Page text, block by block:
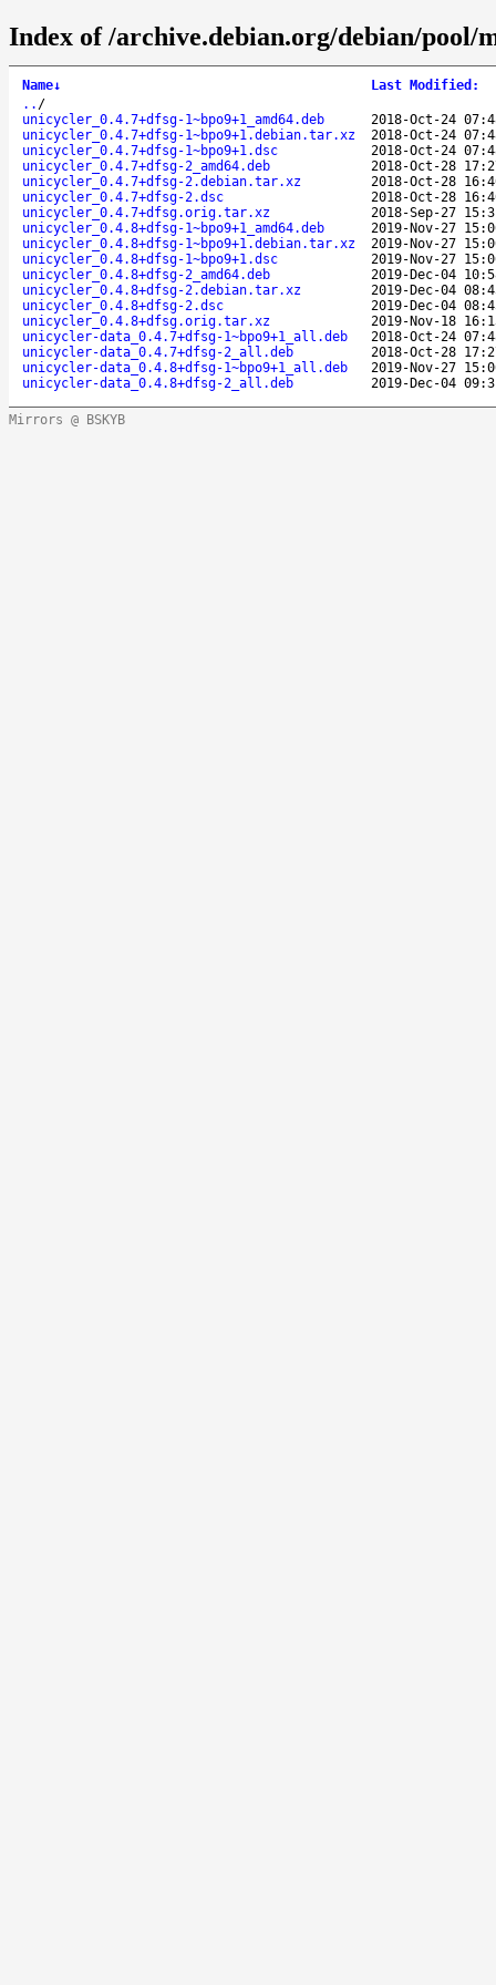
Index of /archive.debian.org/debian/pool/
Name↓ Last Modified :
.. /
unicycler_0.4.7+dfsg-1~bpo9+1_amd64.deb
2018-Oct-24
unicycler_0.4.7+dfsg-1~bpo9+1.debian.tar.xz
2018-Oct-24
unicycler_0.4.7+dfsg-1~bpo9+1.dsc
2018-Oct-24
unicycler_0.4.7+dfsg-2_amd64.deb
2018-Oct-28
unicycler_0.4.7+dfsg-2.debian.tar.xz
2018-Oct-28
unicycler_0.4.7+dfsg-2.dsc
2018-Oct-28
unicycler_0.4.7+dfsg.orig.tar.xz
2018-Sep-27
unicycler_0.4.8+dfsg-1~bpo9+1_amd64.deb
2019-Nov-27
unicycler_0.4.8+dfsg-1~bpo9+1.debian.tar.xz
2019-Nov-27
unicycler_0.4.8+dfsg-1~bpo9+1.dsc
2019-Nov-27
unicycler_0.4.8+dfsg-2_amd64.deb
2019-Dec-04
unicycler_0.4.8+dfsg-2.debian.tar.xz
2019-Dec-04
unicycler_0.4.8+dfsg-2.dsc
2019-Dec-04
unicycler_0.4.8+dfsg.orig.tar.xz
2019-Nov-18
unicycler-data_0.4.7+dfsg-1~bpo9+1_all.deb
2018-Oct-24
unicycler-data_0.4.7+dfsg-2_all.deb
2018-Oct-28
unicycler-data_0.4.8+dfsg-1~bpo9+1_all.deb
2019-Nov-27
unicycler-data_0.4.8+dfsg-2_all.deb
2019-Dec-04
Mirrors @ BSKYB